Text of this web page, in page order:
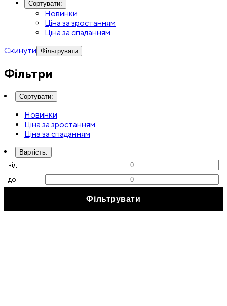
Сортувати:
Новинки
Ціна за зростанням
Ціна за спаданням
Скинути Фільтрувати
Фільтри
Сортувати:
Новинки
Ціна за зростанням
Ціна за спаданням
Вартість:
від
до
Фільтрувати